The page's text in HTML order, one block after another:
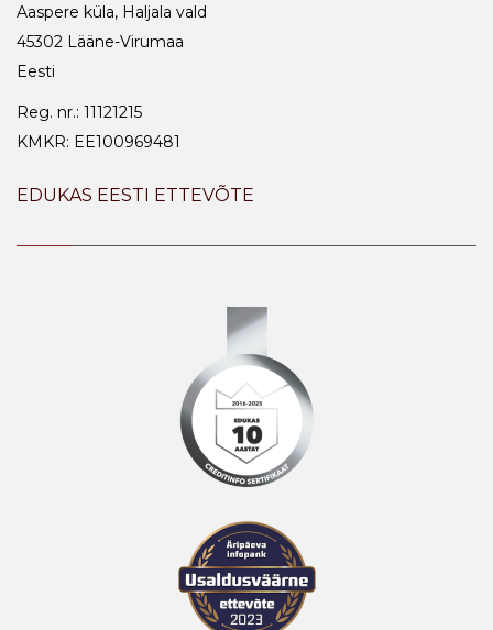
Aaspere küla, Haljala vald
45302 Lääne-Virumaa
Eesti
Reg. nr.: 11121215
KMKR: EE100969481
EDUKAS EESTI ETTEVÕTE